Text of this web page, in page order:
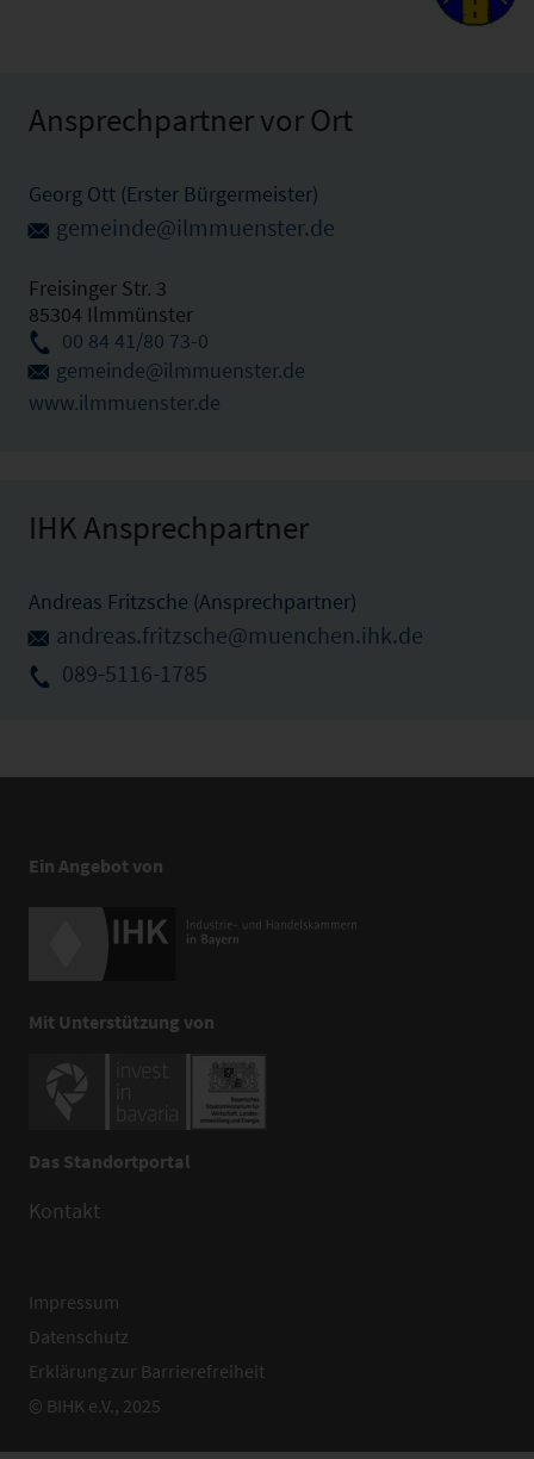
Ansprechpartner vor Ort
Georg Ott (Erster Bürgermeister)
gemeinde@ilmmuenster.de
Freisinger Str. 3
85304 Ilmmünster
00 84 41/80 73-0
gemeinde@ilmmuenster.de
www.ilmmuenster.de
IHK Ansprechpartner
Andreas Fritzsche (Ansprechpartner)
andreas.fritzsche@muenchen.ihk.de
089-5116-1785
Ein Angebot von
Mit Unterstützung von
Das Standortportal
Kontakt
Impressum
Datenschutz
Erklärung zur Barrierefreiheit
© BIHK e.V., 2025